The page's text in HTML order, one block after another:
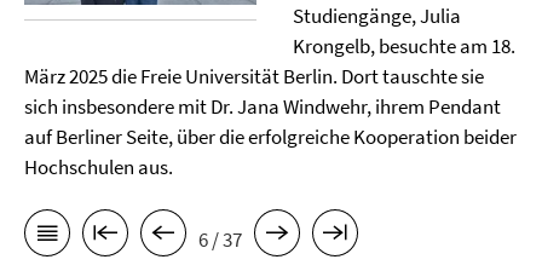
Studiengänge, Julia
Krongelb, besuchte am 18.
März 2025 die Freie Universität Berlin. Dort tauschte sie
sich insbesondere mit Dr. Jana Windwehr, ihrem Pendant
auf Berliner Seite, über die erfolgreiche Kooperation beider
Hochschulen aus.
6 / 37